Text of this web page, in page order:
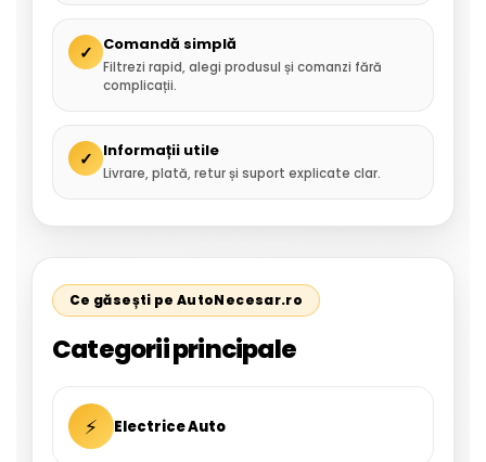
✓ Comandă simplă
Filtrezi rapid, alegi produsul și comanzi fără
complicații.
✓ Informații utile
Livrare, plată, retur și suport explicate clar.
Ce găsești pe AutoNecesar.ro
Categorii principale
⚡ Electrice Auto